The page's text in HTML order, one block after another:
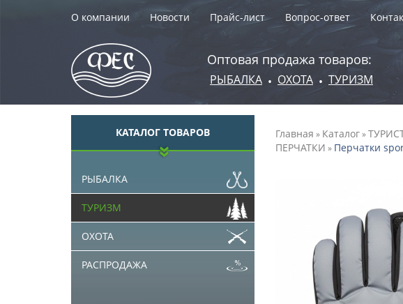
О компании Новости Прайс-лист Вопрос-ответ
Оптовая продажа товаров:
РЫБАЛКА • ОХОТА • ТУРИЗМ
КАТАЛОГ ТОВАРОВ
РЫБАЛКА
ТУРИЗМ
ОХОТА
РАСПРОДАЖА
Главная » Каталог»
ПЕРЧАТКИ » Перчатки